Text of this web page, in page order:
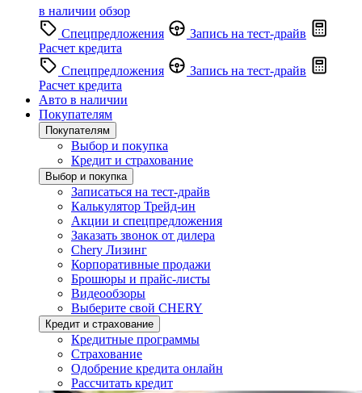
в наличии обзор
Спецпредложения
Запись на тест-драйв
Расчет кредита
Спецпредложения
Запись на тест-драйв
Расчет кредита
Авто в наличии
Покупателям
Покупателям
Выбор и покупка
Кредит и страхование
Выбор и покупка
Записаться на тест-драйв
Калькулятор Трейд-ин
Акции и спецпредложения
Заказать звонок от дилера
Chery Лизинг
Корпоративные продажи
Брошюры и прайс-листы
Видеообзоры
Выберите свой CHERY
Кредит и страхование
Кредитные программы
Страхование
Одобрение кредита онлайн
Рассчитать кредит